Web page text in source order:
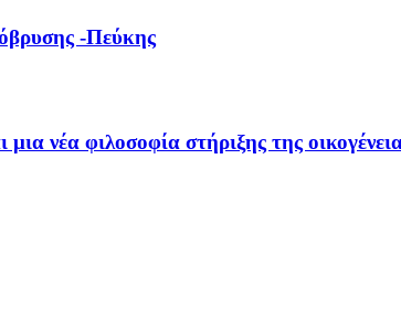
-Πεύκης
νέα φιλοσοφία στήριξης της